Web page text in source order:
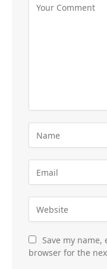
Save my
browser for the